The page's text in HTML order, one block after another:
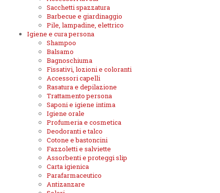
Sacchetti spazzatura
Barbecue e giardinaggio
Pile, lampadine, elettrico
Igiene e cura persona
Shampoo
Balsamo
Bagnoschiuma
Fissativi, lozioni e coloranti
Accessori capelli
Rasatura e depilazione
Trattamento persona
Saponi e igiene intima
Igiene orale
Profumeria e cosmetica
Deodoranti e talco
Cotone e bastoncini
Fazzoletti e salviette
Assorbenti e proteggi slip
Carta igienica
Parafarmaceutico
Antizanzare